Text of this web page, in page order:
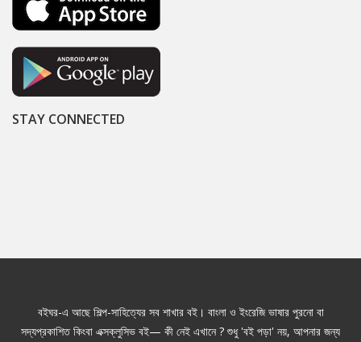
STAY CONNECTED
বইঘর-এ আছে শিল্প-সাহিত্যের সব শাখার বই। বাংলা ও ইংরেজি ভাষার পুরনো বা
সদ্যপ্রকাশিত কিংবা এক্সক্লুসিভ বই— কী নেই এখানে ? শুধু 'বই পড়া' নয়, আপনার জন্য